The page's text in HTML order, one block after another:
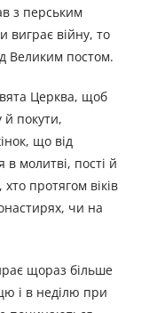
з перським
виграє війну, то
Великим постом.
Церква, щоб
й покути,
що від
молитві, пості й
протягом віків
чи на
щораз більше
і в неділю при